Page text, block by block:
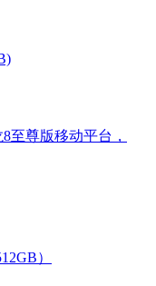
至尊版移动平台，